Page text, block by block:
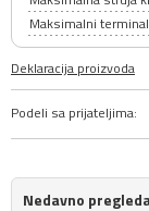
Maksimalni
Deklaracija proizvoda
Podeli sa prijateljima:
Nedavno